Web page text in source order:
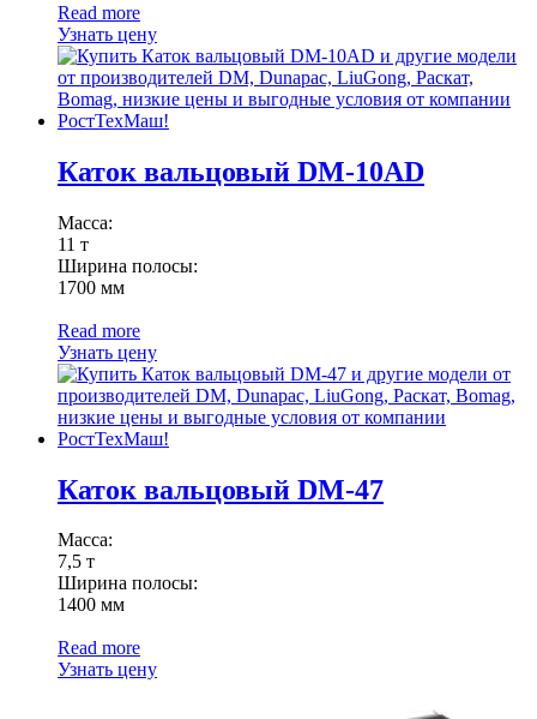
Read more
Узнать цену
Каток вальцовый DM-10AD
Масса:
11 т
Ширина полосы:
1700 мм
Read more
Узнать цену
Каток вальцовый DM-47
Масса:
7,5 т
Ширина полосы:
1400 мм
Read more
Узнать цену